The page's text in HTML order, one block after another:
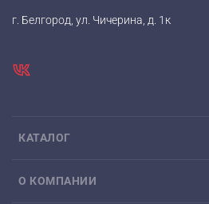
КАТАЛОГ
О КОМПАНИИ
г. Белгород, ул. Чичерина, д. 1к